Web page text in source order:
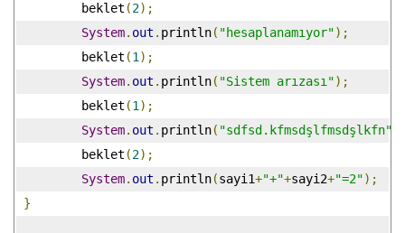
	 beklet
(2);
System. out . println( "hesaplanamıyor");
	 beklet
(1);
System. out . println( "Sistem arızası");
	 beklet
(1);
System. out . println( "sdfsd.kfmsdşlfmsdşlkfn"
	 beklet
(2);
System. out . println(sayi1+"+"+sayi2+"=2");
}